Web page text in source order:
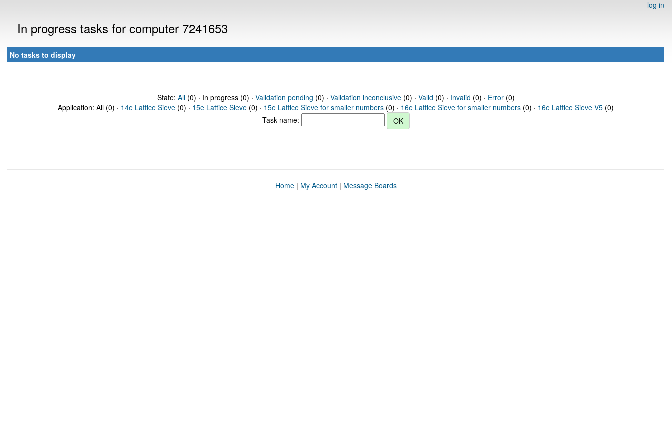
log in
In progress tasks for computer 7241653
No tasks to display
State: All(0) · In progress (0) · Validation pending (0) · Validation inconclusive(0) · Valid (0) · Invalid (0) · Error(0)
Application: All (0) · 14e Lattice Sieve (0) · 15e Lattice Sieve (0) · 15e Lattice Sieve for smaller numbers (0) · 16e Lattice Sieve for smaller numbers (0) · 16e Lattice Sieve V5 (0)
Task name:
Home| My Account| Message Boards